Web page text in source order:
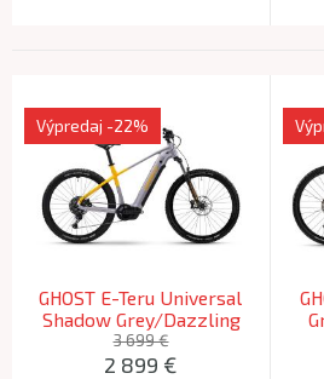
GHOST E-Teru Universal
Shadow Grey/Dazzling
Mango - XL 2025
Výpredaj -22%
3 699 €
2 899 €